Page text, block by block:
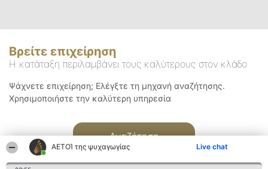
ΑΕΤΟΊ της ψυχαγωγίας Live chat
Βρείτε επιχείρηση
Η κατάταξη περιλαμβάνει τους καλύτερους στον κλάδο
Ψάχνετε επιχείρηση; Ελέγξτε τη μηχανή αναζήτησης.
Χρησιμοποιήστε την καλύτερη υπηρεσία
Αναζήτηση